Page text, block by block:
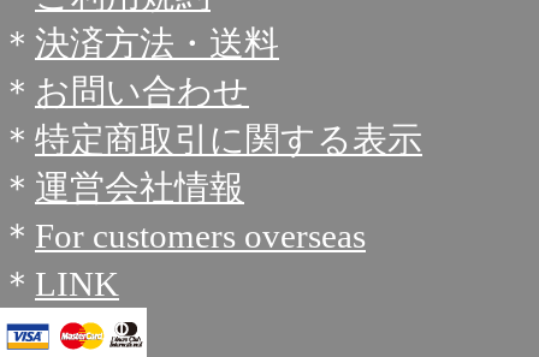
＊ 決済方法・送料
＊ お問い合わせ
＊ 特定商取引に関する表示
＊ 運営会社情報
＊ For customers overseas
＊ LINK